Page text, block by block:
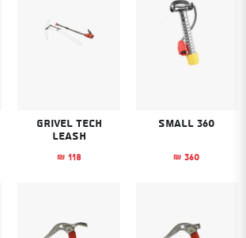
Small 360
₪ 360
Grivel Tech
leash
₪ 118